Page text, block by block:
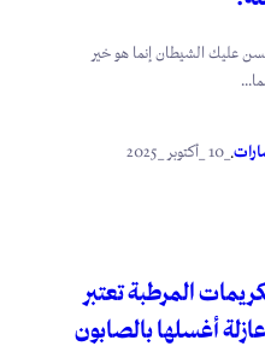
عليك الشيطان إنما هو خير
. _10 _أكتوبر _2025
المرطبة تعتبر
أغسلها بالصابون